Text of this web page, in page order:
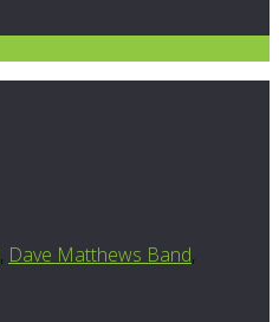
, Dave Matthews Band,